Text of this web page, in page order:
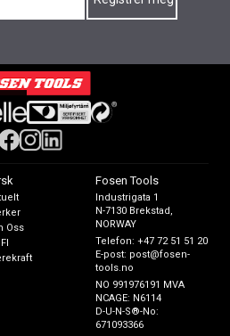
Oss
Fosen Tools
Industrigata 1
N-7130 Brekstad,
NORWAY
Telefon:+47 72 51 51 20
E-post: post@fosen-
tools.no
NO 991976191 MVA
NCAGE: N6114
D-U-N-S®-No:
671093366